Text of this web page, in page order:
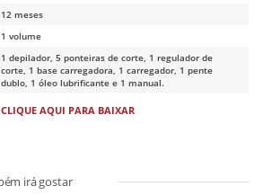
12 meses
1 volume
1 depilador, 5 ponteiras de corte, 1 regulador de
corte, 1 base carregadora, 1 carregador, 1 pente
dublo, 1 óleo lubrificante e 1 manual.
CLIQUE AQUI PARA BAIXAR